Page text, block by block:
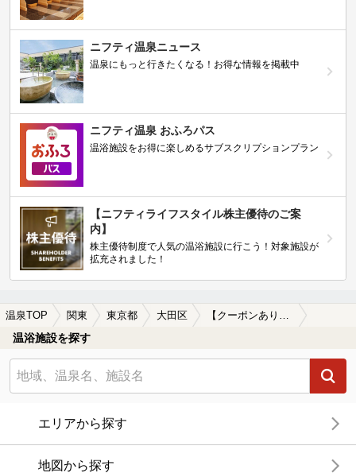
ニフティ温泉ニュース
温泉にもっと行きたくなる！お得な情報を掲載中
ニフティ温泉 おふろパス
温浴施設をお得に楽しめるサブスクリプションプラン
【ニフティライフスタイル株主優待のご案
内】
株主優待制度で人気の温浴施設に行こう！対象施設が
拡充されました！
温泉TOP 関東 東京都 大田区 【クーポンあり】痛風（つうふう）に効能がある大田区の温泉、日帰り温泉、スーパー銭湯おすすめ
温浴施設を探す
エリアから探す
地図から探す